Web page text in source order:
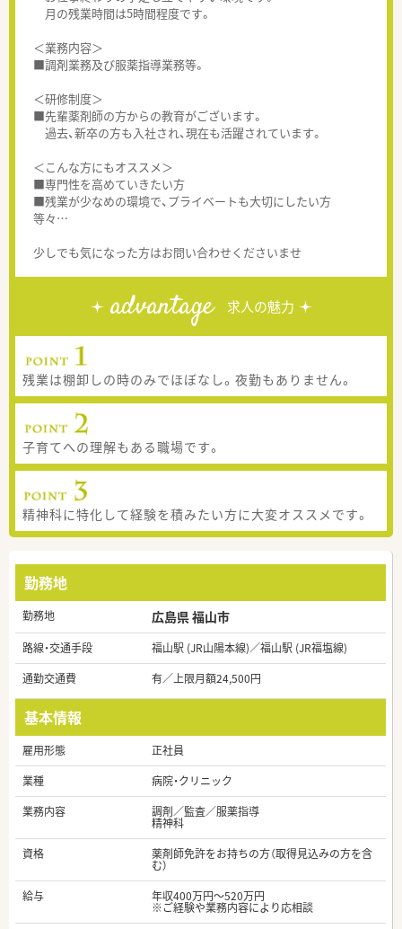
月の残業時間は5時間程度です。
＜業務内容＞
■調剤業務及び服薬指導業務等。
＜研修制度＞
■先輩薬剤師の方からの教育がございます。
過去、新卒の方も入社され、現在も活躍されています。
＜こんな方にもオススメ＞
■専門性を高めていきたい方
■残業が少なめの環境で、プライベートも大切にしたい方
等々…
少しでも気になった方はお問い合わせくださいませ
advantage 求人の魅力
残業は棚卸しの時のみでほぼなし。夜勤もありません。
子育てへの理解もある職場です。
精神科に特化して経験を積みたい方に大変オススメです。
勤務地
勤務地 広島県 福山市
路線・交通手段
福山駅 (JR山陽本線)／福山駅 (JR福塩線)
通勤交通費
有／上限月額24,500円
基本情報
雇用形態
正社員
業種
病院・クリニック
業務内容
調剤／監査／服薬指導
精神科
資格
薬剤師免許をお持ちの方（取得見込みの方を含
む）
給与
年収400万円～520万円
※ご経験や業務内容により応相談